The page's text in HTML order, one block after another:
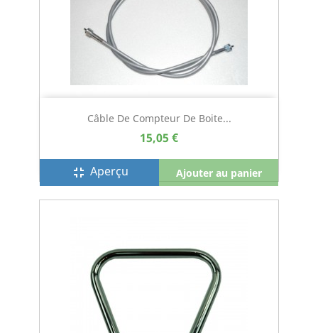
Câble De Compteur De Boite...
15,05 €
fullscreen_exit Aperçu Ajouter au panier